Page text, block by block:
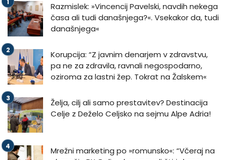
Razmislek: »Vincencij Pavelski, navdih nekega
časa ali tudi današnjega?«. Vsekakor da, tudi
današnjega«
Korupcija: “Z javnim denarjem v zdravstvu,
pa ne za zdravila, ravnali negospodarno,
oziroma za lastni žep. Tokrat na Žalskem«
Želja, cilj ali samo prestavitev? Destinacija
Celje z Deželo Celjsko na sejmu Alpe Adria!
Mrežni marketing po »romunsko«: “Včeraj na